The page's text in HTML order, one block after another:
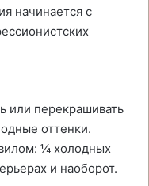
начинается с
или перекрашивать
оттенки.
¼ холодных
и наоборот.